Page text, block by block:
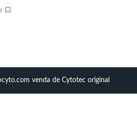
venda de Cytotec original